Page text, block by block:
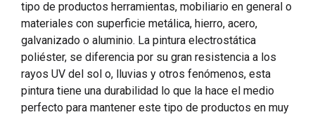
tipo de productos herramientas, mobiliario en general o
materiales con superficie metálica, hierro, acero,
galvanizado o aluminio. La pintura electrostática
poliéster, se diferencia por su gran resistencia a los
rayos UV del sol o, lluvias y otros fenómenos, esta
pintura tiene una durabilidad lo que la hace el medio
perfecto para mantener este tipo de productos en muy